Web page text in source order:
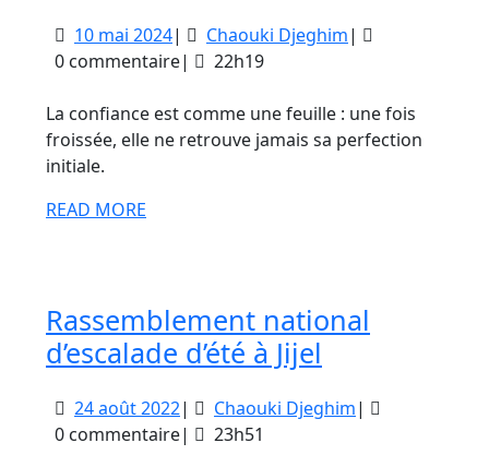
Ferrata
à
la
portée
10 mai 202410
mai
| Chaouki DjeghimChaouki
|
0 commentaire| 22h19
La confiance est comme une feuille : une fois
froissée, elle ne retrouve jamais sa perfection
initiale.
READ MORE
Rassemblement national
d’escalade d’été à Jijel
d’escalade
24 août 202224
août
| Chaouki DjeghimChaouki
|
0 commentaire| 23h51